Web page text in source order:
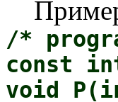
/*
const
void